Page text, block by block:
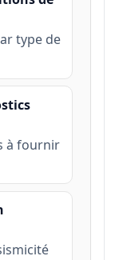
type de
à fournir